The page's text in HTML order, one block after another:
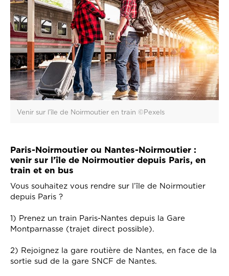
Venir sur l’île de Noirmoutier en train ©Pexels
Paris-Noirmoutier ou Nantes-Noirmoutier :
venir sur l’île de Noirmoutier depuis Paris, en
train et en bus
Vous souhaitez vous rendre sur l’île de Noirmoutier
depuis Paris ?
1) Prenez un train Paris-Nantes depuis la Gare
Montparnasse (trajet direct possible).
2) Rejoignez la gare routière de Nantes, en face de la
sortie sud de la gare SNCF de Nantes.